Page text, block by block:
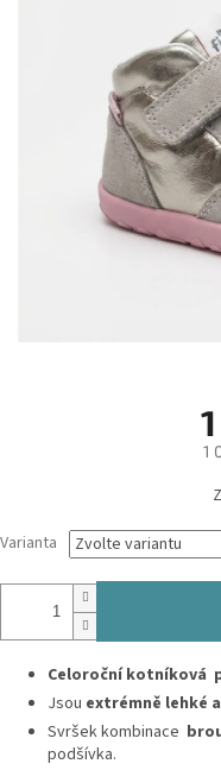
1
Varianta
Celoroční kotníková
Jsou extrémně lehké
Svršek kombinace
podšívka.